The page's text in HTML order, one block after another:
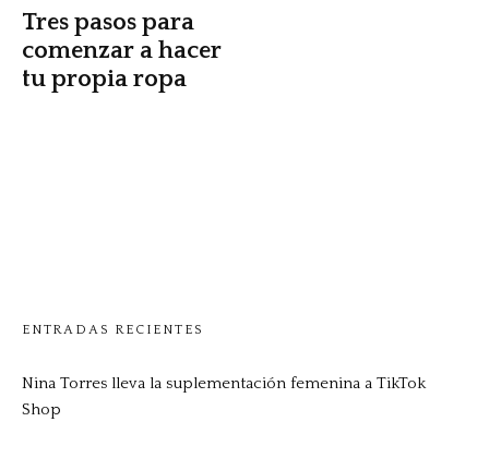
Tres pasos para
comenzar a hacer
tu propia ropa
ENTRADAS RECIENTES
Nina Torres lleva la suplementación femenina a TikTok
Shop